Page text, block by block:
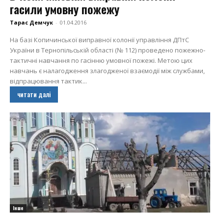
гасили умовну пожежу
Тарас Демчук - 01.04.2016
На базі Копичинської виправної колонії управління ДПтС
України в Тернопільській області (№ 112) проведено пожежно-
тактичні навчання по гасінню умовної пожежі. Метою цих
навчань є налагодження злагодженої взаємодії між службами,
відпрацювання тактик...
читати далі
Інше